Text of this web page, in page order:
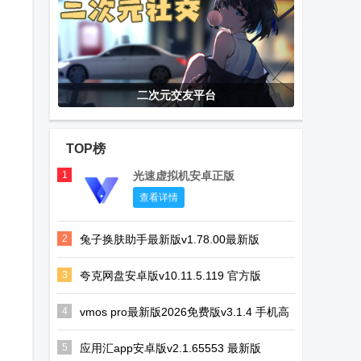
二次元交友平台
TOP榜
1 光速虚拟机安卓正版
查看详情
2 兔子换肤助手最新版v1.78.00最新版
3 夸克网盘安卓版v10.11.5.119 官方版
4
vmos pro最新版2026免费版v3.1.4 手机高
级会员版
5 应用汇app安卓版v2.1.65553 最新版